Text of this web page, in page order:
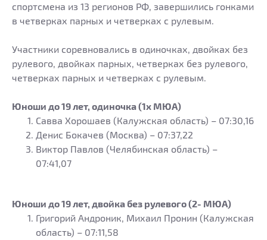
спортсмена из 13 регионов РФ, завершились гонками
в четверках парных и четверках с рулевым.
Участники соревновались в одиночках, двойках без
рулевого, двойках парных, четверках без рулевого,
четверках парных и четверках с рулевым.
Юноши до 19 лет, одиночка (1х МЮА)
Савва Хорошаев (Калужская область) – 07:30,16
Денис Бокачев (Москва) – 07:37,22
Виктор Павлов (Челябинская область) –
07:41,07
Юноши до 19 лет, двойка без рулевого (2- МЮА)
Григорий Андроник, Михаил Пронин (Калужская
область) – 07:11,58